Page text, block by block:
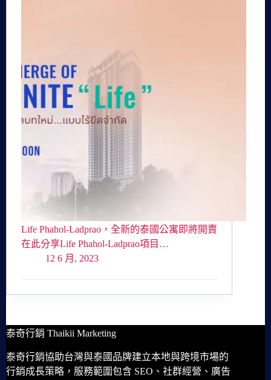
Life Phahol-Ladprao，全新的泰國公寓即將開賣
在此分享Life Phahol-Ladprao項目…
12 6 月, 2023
泰奇行銷 Thaikii Marketing
泰奇行銷協助台灣與泰國品牌建立本地與跨境市場的
行銷成長策略，服務範圍包含 SEO、社群經營、廣告